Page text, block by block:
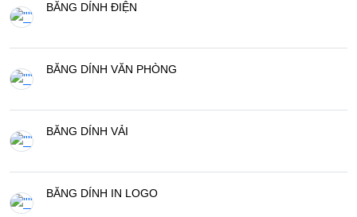
BĂNG DÍNH ĐIỆN
BĂNG DÍNH VĂN PHÒNG
BĂNG DÍNH VẢI
BĂNG DÍNH IN LOGO